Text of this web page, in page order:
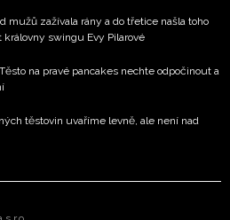
mužů zažívala rány a do třetice našla toho
královny swingu Evy Pilarové
na pravé pancakes nechte odpočinout a
těstovin uvaříme levně, ale není nad